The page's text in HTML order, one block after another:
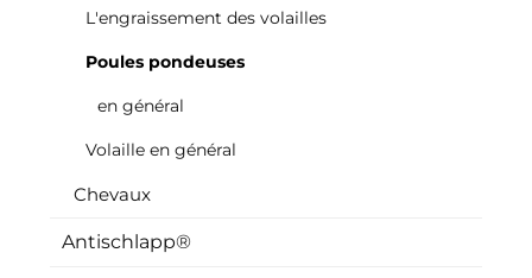
L'engraissement des volailles
Poules pondeuses
en général
Volaille en général
Chevaux
Antischlapp®